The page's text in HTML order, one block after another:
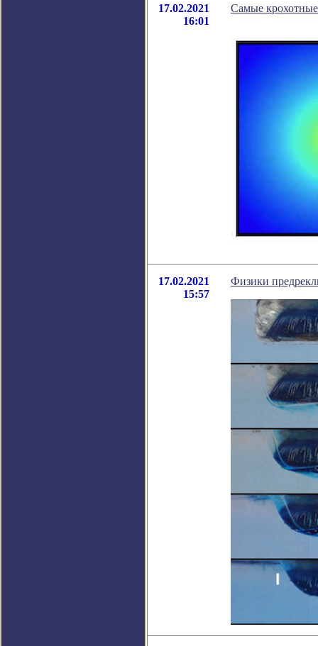
17.02.2021
16:01
Самые
17.02.2021
15:57
Физики